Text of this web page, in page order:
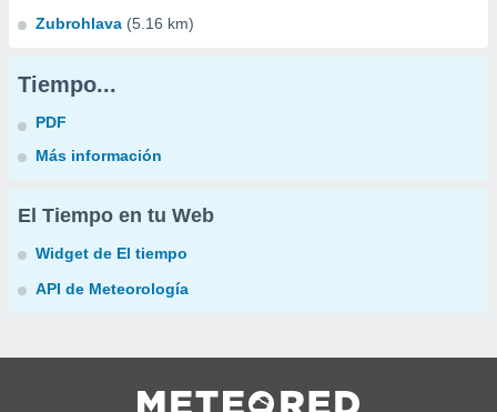
Zubrohlava (5.16 km)
Tiempo...
PDF
Más información
El Tiempo en tu Web
Widget de El tiempo
API de Meteorología